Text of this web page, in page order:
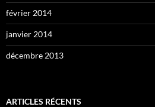
février 2014
janvier 2014
décembre 2013
ARTICLES RÉCENTS